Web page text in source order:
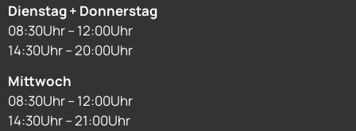
Dienstag + Donnerstag
08:30Uhr – 12:00Uhr
14:30Uhr – 20:00Uhr
Mittwoch
08:30Uhr – 12:00Uhr
14:30Uhr – 21:00Uhr